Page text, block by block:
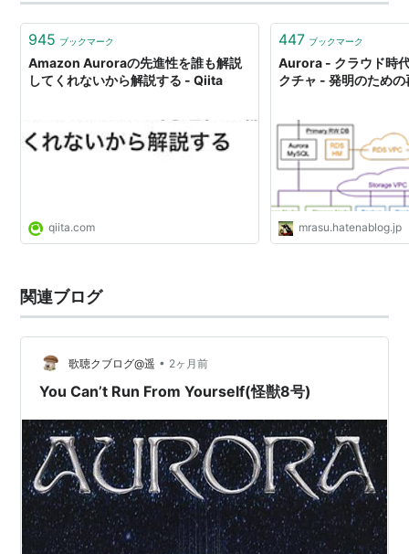
今回のアルバムで三部作なんて表現がされていますが、
ハウ爺はこれまでもエイジアでも復活三部作に…
945 ブックマーク
Amazon Auroraの先進性を誰も解説
してくれないから解説する - Qiita
qiita.com
447 ブックマーク
Aurora - クラウド時
クチャ - 発明のための
mrasu.hatenablog.jp
関連ブログ
歌聴クブログ@遥 • 2ヶ月前
You Can’t Run From Yourself(怪獣8号)